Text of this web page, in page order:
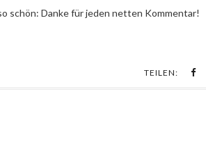
schön: Danke für jeden netten Kommentar!
TEILEN: